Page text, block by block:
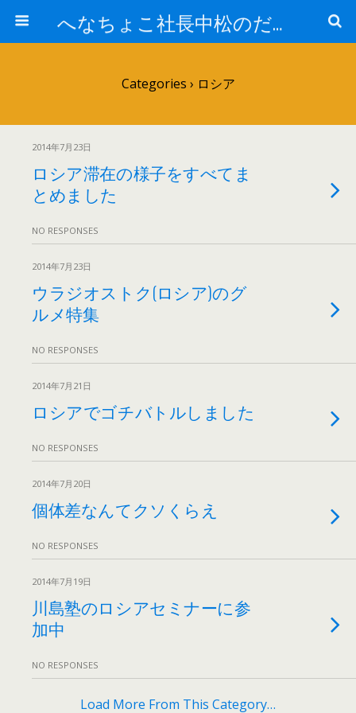
へなちょこ社長中松のだるだる日記
Categories › ロシア
2014年7月23日
ロシア滞在の様子をすべてま
とめました
NO RESPONSES
2014年7月23日
ウラジオストク(ロシア)のグ
ルメ特集
NO RESPONSES
2014年7月21日
ロシアでゴチバトルしました
NO RESPONSES
2014年7月20日
個体差なんてクソくらえ
NO RESPONSES
2014年7月19日
川島塾のロシアセミナーに参
加中
NO RESPONSES
Load More From This Category…